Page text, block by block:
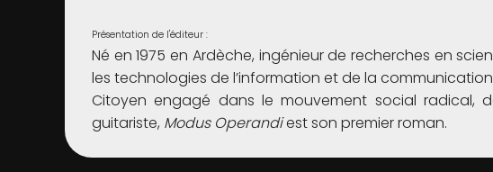
Présentation de l'éditeur :
Né en 1975 en Ardèche, ingénieur de recherches en
les technologies de l’information et de la
Citoyen engagé dans le mouvement social radical,
guitariste, Modus Operandiest son premier roman.